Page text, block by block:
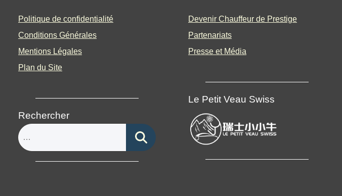
Politique de confidentialité
Conditions Générales
Mentions Légales
Plan du Site
Rechercher
Devenir Chauffeur de Prestige
Partenariats
Presse et Média
Le Petit Veau Swiss